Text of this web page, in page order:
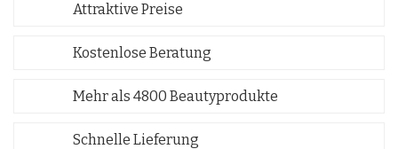
Attraktive Preise
Kostenlose Beratung
Mehr als 4800 Beautyprodukte
Schnelle Lieferung